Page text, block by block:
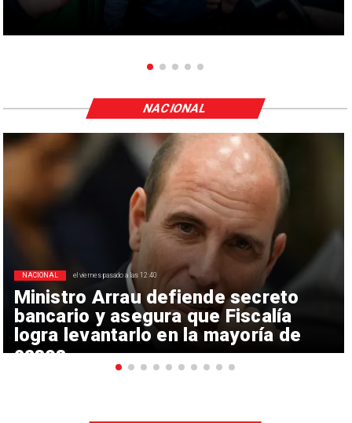
Ministro Arrau defiende secreto
bancario y asegura que Fiscalía
logra levantarlo en la mayoría de
casos
NACIONAL el viernes pasado a las 12:40
NACIONAL